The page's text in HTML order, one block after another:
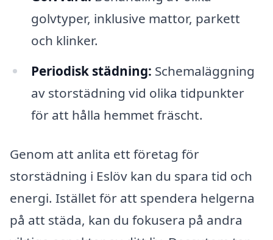
golvtyper, inklusive mattor, parkett
och klinker.
Periodisk städning: Schemaläggning
av storstädning vid olika tidpunkter
för att hålla hemmet fräscht.
Genom att anlita ett företag för
storstädning i Eslöv kan du spara tid och
energi. Istället för att spendera helgerna
på att städa, kan du fokusera på andra